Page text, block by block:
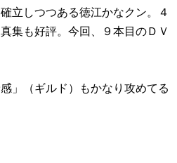
立しつつある徳江かなクン。４
集も好評。今回、９本目のＤＶ
（ギルド）もかなり攻めてる